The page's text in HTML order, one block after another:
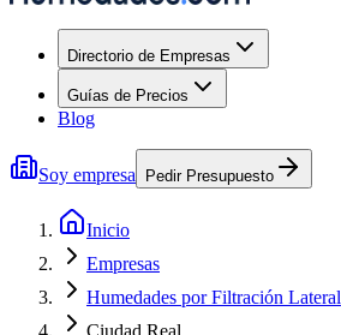
Directorio de Empresas
Guías de Precios
Blog
Soy empresa Pedir Presupuesto
Inicio
Empresas
Humedades por Filtración Lateral
Ciudad Real